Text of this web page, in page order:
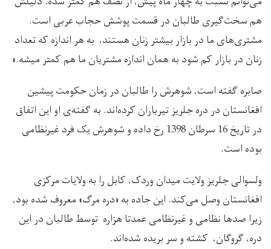
هم سخت‌گیری طالبان در قسمت پوشش حجاب عربی است.
مشتری‌های ما در بازار بیشتر زنان هستند، به هر اندازه که تعداد
زنان در بازار کم شود به همان اندازه مشتریان ما هم کمتر میشه.»
صابره گفته است، شوهرش را طالبان در زمان حکومت پیشین
افغانستان در دره جلریز تیرباران کرده‌اند. به گفته‌ی او این اتفاق
در تاریخ 16 سرطان 1398 رخ داده و شوهرش یک فرد غیرنظامی
بوده است.
ولسوالی جلریز ولایت میدان وردک، کابل را به ولایات مرکزی
افغانستان وصل می‌کند. این جاده به «دره مرگ» معروف شده بود،
زیرا صدها نظامی و غیرنظامی عمدتا هزاره توسط طالبان در این
دره، گروگان، کشته و سر بریده شده‌اند.